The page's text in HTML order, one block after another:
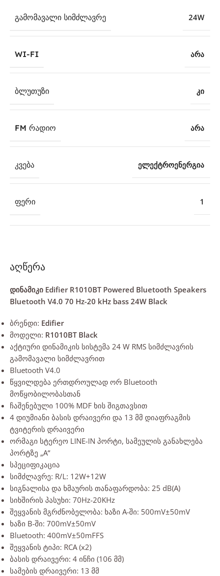
აღწერა
დინამიკი Edifier R1010BT Powered Bluetooth Speakers
Bluetooth V4.0 70 Hz-20 kHz bass 24W Black
ბრენდი: Edifier
მოდელი: R1010BT Black
აქტიური დინამიკის სისტემა 24 W RMS სიმძლავრის
გამომავალი სიმძლავრით
Bluetooth V4.0
წყვილდება ერთდროულად ორ Bluetooth
მოწყობილობასთან
ჩაშენებული 100% MDF ხის შიგთავსით
4 დიუმიანი ბასის დრაივერი და 13 მმ დიაფრაგმის
ტვიტერის დრაივერი
ორმაგი სტერეო LINE-IN პორტი, სამეულის განახლება
პორტზე „A“
სპეციფიკაცია
სიმძლავრე: R/L: 12W+12W
სიგნალისა და ხმაურის თანაფარდობა: 25 dB(A)
სიხშირის პასუხი: 70Hz-20KHz
შეყვანის მგრძნობელობა: ხაზი A-ში: 500mV±50mV
ხაზი B-ში: 700mV±50mV
Bluetooth: 400mV±50mFFS
შეყვანის ტიპი: RCA (x2)
ბასის დრაივერი: 4 ინჩი (106 მმ)
სამების დრაივერი: 13 მმ
ᲒᲐᲛᲝᲛᲐᲕᲐᲚᲘ ᲡᲘᲛᲫᲚᲐᲕᲠᲔ 24W
WI-FI არა
ᲑᲚᲣᲗᲣᲖᲘ კი
FM ᲠᲐᲓᲘᲝ არა
ᲙᲕᲔᲑᲐ ელექტროენერგია
ᲤᲔᲠᲘ 1